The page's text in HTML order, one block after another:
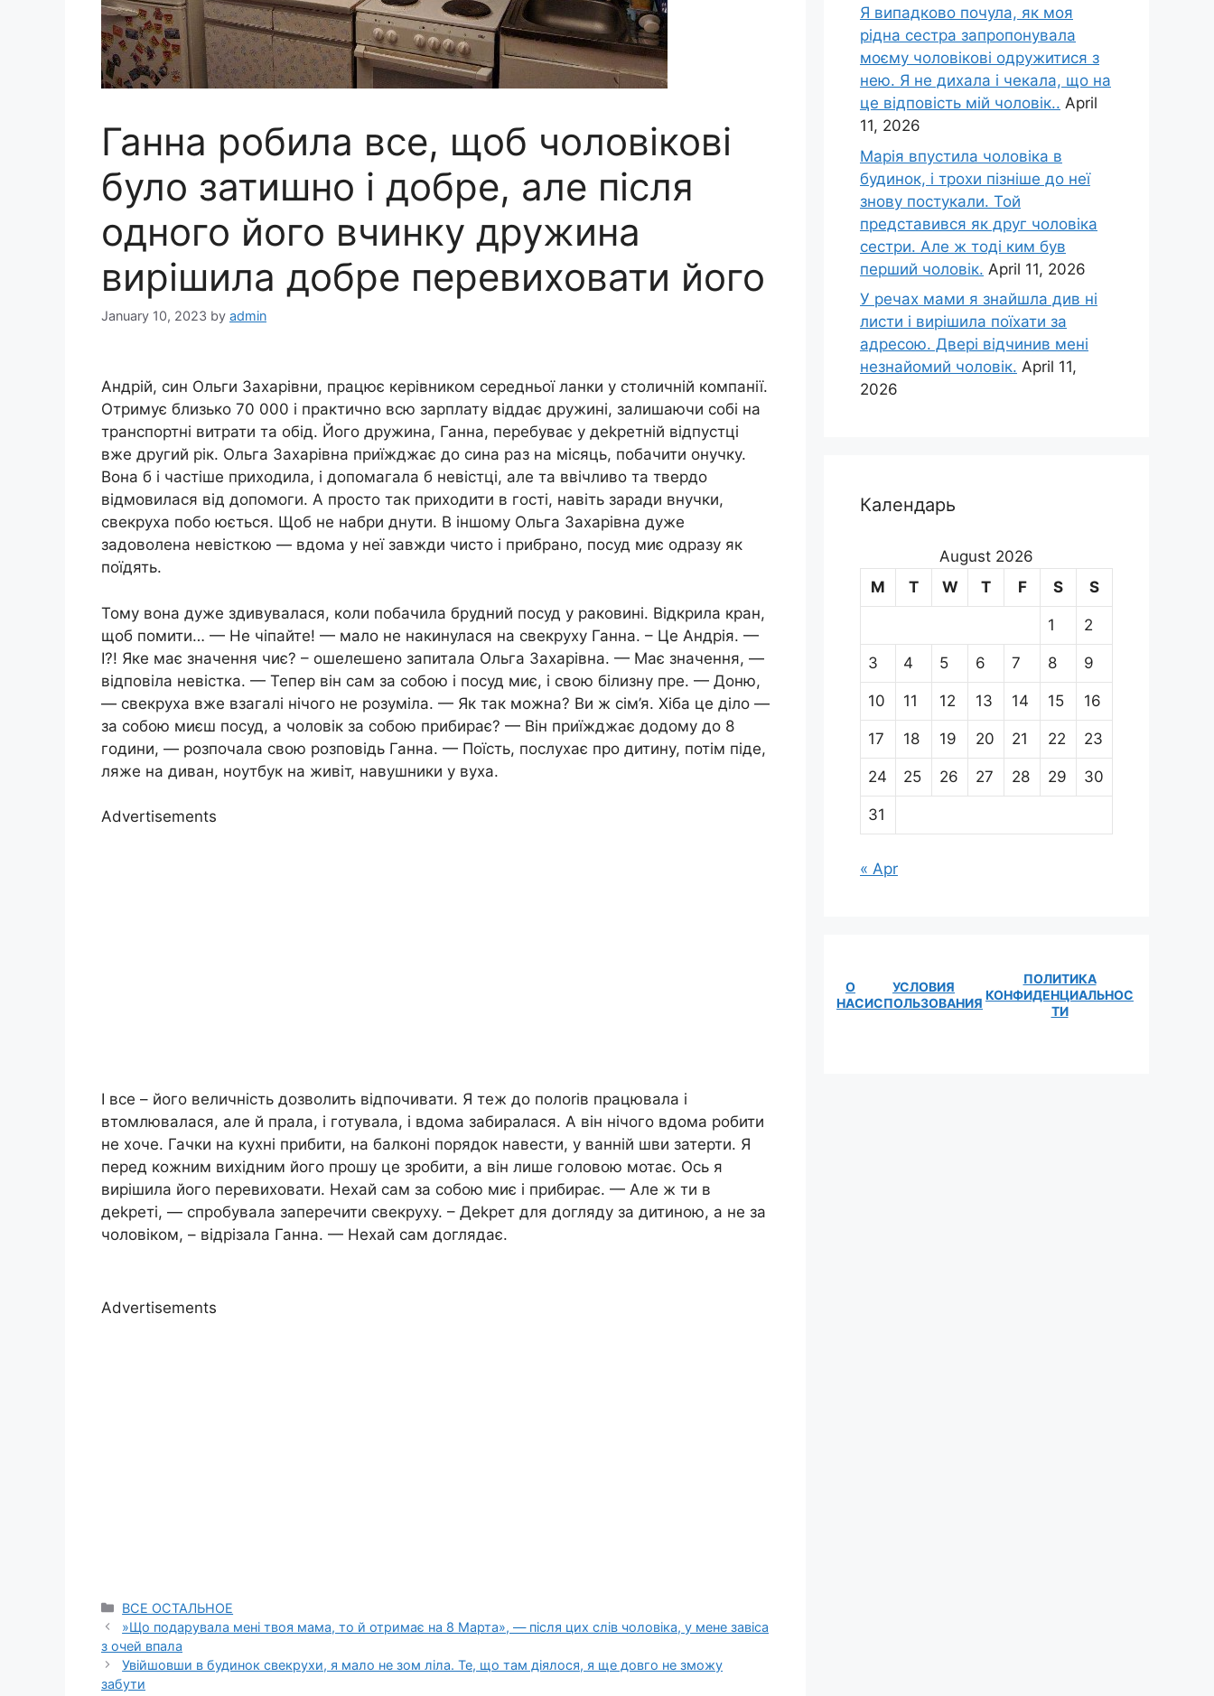
Ганна робила все, щоб чоловікові
було затишно і добре, але після
одного його вчинку дружина
вирішила добре перевиховати його
January 10, 2023 by admin
Андрій, син Ольги Захарівни, працює керівником середньої ланки у столичній компанії.
Отримує близько 70 000 і практично всю зарплату віддає дружині, залишаючи собі на
транспортні витрати та обід. Його дружина, Ганна, перебуває у деkретній відпустці
вже другий рік. Ольга Захарівна приїжджає до сина раз на місяць, побачити онучку.
Вона б і частіше приходила, і допомагала б невістці, але та ввічливо та твердо
відмовилася від допомоги. А просто так приходити в гості, навіть заради внучки,
свекруха побо юється. Щоб не набри днути. В іншому Ольга Захарівна дуже
задоволена невісткою — вдома у неї завжди чисто і прибрано, посуд миє одразу як
поїдять.
Тому вона дуже здивувалася, коли побачила брудний посуд у раковині. Відкрила кран,
щоб помити… — Не чіпайте! — мало не накинулася на свекруху Ганна. – Це Андрія. —
І?! Яке має значення чиє? – ошелешено запитала Ольга Захарівна. — Має значення, —
відповіла невістка. — Тепер він сам за собою і посуд миє, і свою білизну пре. — Доню,
— свекруха вже взагалі нічого не розуміла. — Як так можна? Ви ж сім’я. Хіба це діло —
за собою миєш посуд, а чоловік за собою прибирає? — Він приїжджає додому до 8
години, — розпочала свою розповідь Ганна. — Поїсть, послухає про дитину, потім піде,
ляже на диван, ноутбук на живіт, навушники у вуха.
Advertisements
І все – його величність дозволить відпочивати. Я теж до полоrів працювала і
втомлювалася, але й прала, і готувала, і вдома забиралася. А він нічого вдома робити
не хоче. Гачки на кухні прибити, на балконі порядок навести, у ванній шви затерти. Я
перед кожним вихідним його прошу це зробити, а він лише головою мотає. Ось я
вирішила його перевиховати. Нехай сам за собою миє і прибирає. — Але ж ти в
деkреті, — спробувала заперечити свекруху. – Деkрет для догляду за дитиною, а не за
чоловіком, – відрізала Ганна. — Нехай сам доглядає.
Advertisements
Categories
ВСЕ ОСТАЛЬНОЕ
»Що подарувала мені твоя мама, то й отримає на 8 Марта», — після цих слів чоловіка, у мене завіса
з очей впала
Увійшовши в будинок свекрухи, я мало не зом ліла. Те, що там діялося, я ще довго не зможу
забути
Я випадково почула, як моя
рідна сестра запропонувала
моєму чоловікові одружитися з
нею. Я не дихала і чекала, що на
це відповість мій чоловік.. April
11, 2026
Марія впустила чоловіка в
будинок, і трохи пізніше до неї
знову постукали. Той
представився як друг чоловіка
сестри. Але ж тоді ким був
перший чоловік. April 11, 2026
У речах мами я знайшла див ні
листи і вирішила поїхати за
адресою. Двері відчинив мені
незнайомий чоловік. April 11,
2026
Календарь
August 2026
M
T W T F S S
1 2
3 4 5 6 7 8 9
10 11 12 13 14 15 16
17 18 19 20 21 22 23
24 25 26 27 28 29 30
31
« Apr
О
НАС
УСЛОВИЯ
ИСПОЛЬЗОВАНИЯ
ПОЛИТИКА
КОНФИДЕНЦИАЛЬНОС
ТИ